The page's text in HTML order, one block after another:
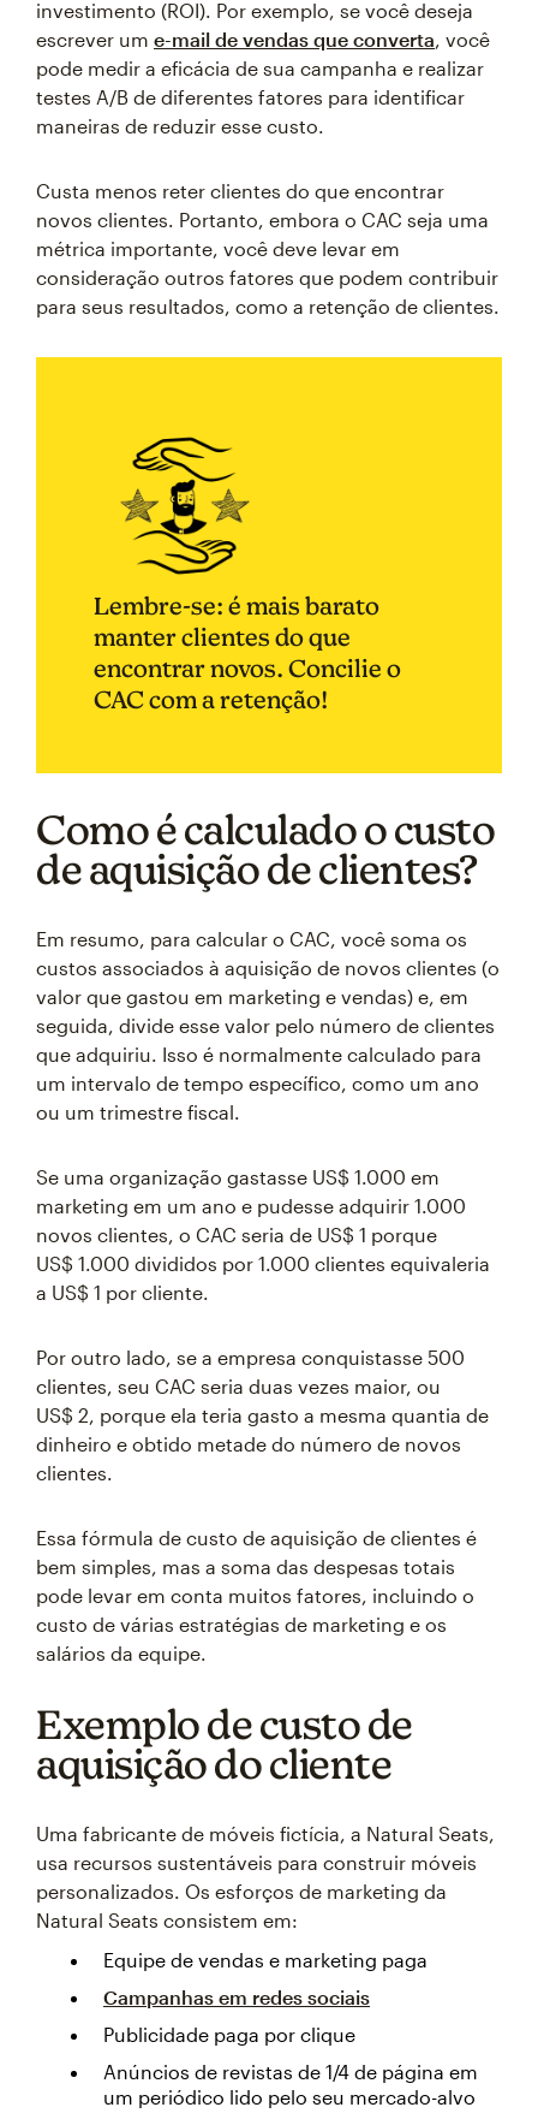
investimento (ROI). Por exemplo, se você deseja
escrever um e-mail de vendas que converta, você
pode medir a eficácia de sua campanha e realizar
testes A/B de diferentes fatores para identificar
maneiras de reduzir esse custo.
Custa menos reter clientes do que encontrar
novos clientes. Portanto, embora o CAC seja uma
métrica importante, você deve levar em
consideração outros fatores que podem contribuir
para seus resultados, como a retenção de clientes.
Lembre-se: é mais barato
manter clientes do que
encontrar novos. Concilie o
CAC com a retenção!
Como é calculado o custo
de aquisição de clientes?
Em resumo, para calcular o CAC, você soma os
custos associados à aquisição de novos clientes (o
valor que gastou em marketing e vendas) e, em
seguida, divide esse valor pelo número de clientes
que adquiriu. Isso é normalmente calculado para
um intervalo de tempo específico, como um ano
ou um trimestre fiscal.
Se uma organização gastasse US$ 1.000 em
marketing em um ano e pudesse adquirir 1.000
novos clientes, o CAC seria de US$ 1 porque
US$ 1.000 divididos por 1.000 clientes equivaleria
a US$ 1 por cliente.
Por outro lado, se a empresa conquistasse 500
clientes, seu CAC seria duas vezes maior, ou
US$ 2, porque ela teria gasto a mesma quantia de
dinheiro e obtido metade do número de novos
clientes.
Essa fórmula de custo de aquisição de clientes é
bem simples, mas a soma das despesas totais
pode levar em conta muitos fatores, incluindo o
custo de várias estratégias de marketing e os
salários da equipe.
Exemplo de custo de
aquisição do cliente
Uma fabricante de móveis fictícia, a Natural Seats,
usa recursos sustentáveis para construir móveis
personalizados. Os esforços de marketing da
Natural Seats consistem em:
Equipe de vendas e marketing paga
Campanhas em redes sociais
Publicidade paga por clique
Anúncios de revistas de 1/4 de página em
um periódico lido pelo seu mercado-alvo